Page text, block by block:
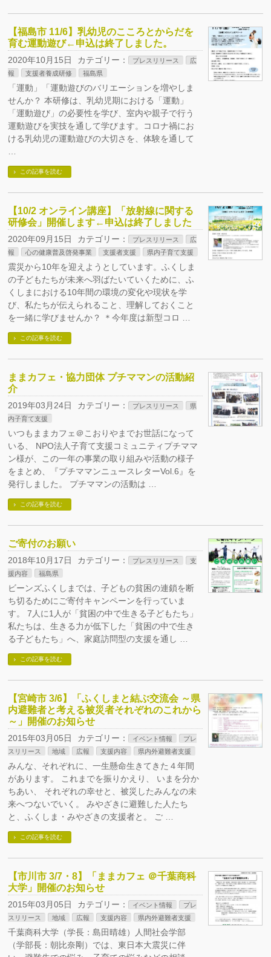
【福島市 11/6】乳幼児のこころとからだを
育む運動遊び←申込は終了しました。
2020年10月15日 カテゴリー： プレスリリース
広
報
支援者養成研修 福島県
「運動」「運動遊びのバリエーションを増やしま
せんか？ 本研修は、乳幼児期における「運動」
「運動遊び」の必要性を学び、室内や親子で行う
運動遊びを実技を通して学びます。コロナ禍にお
ける乳幼児の運動遊びの大切さを、体験を通して
この記事を読む
【10/2 オンライン講座】「放射線に関する
研修会」開催します←申込は終了しました
2020年09月15日 カテゴリー： プレスリリース
広
報
心の健康普及啓発事業 支援者支援 県内子育て支援
震災から10年を迎えようとしています。ふくしま
の子どもたちが未来へ羽ばたいていくために、ふ
くしまにおける10年間の環境の変化や現状を学
び、私たちが伝えられること、理解しておくこと
を一緒に学びませんか？ ＊今年度は新型コロ …
この記事を読む
ままカフェ・協力団体 プチママンの活動紹
介
2019年03月24日 カテゴリー： プレスリリース
県
内子育て支援
いつもままカフェ＠こおりやまでお世話になって
いる、 NPO法人子育て支援コミュニティプチママ
ン様が、この一年の事業の取り組みや活動の様子
をまとめ、『プチママンニュースレターVol.6』を
発行しました。 プチママンの活動は …
この記事を読む
ご寄付のお願い
2018年10月17日 カテゴリー： プレスリリース
支
援内容
福島県
ビーンズふくしまでは、子どもの貧困の連鎖を断
ち切るためにご寄付キャンペーンを行っていま
す。 7人に1人が「貧困の中で生きる子どもたち」
私たちは、生きる力が低下した「貧困の中で生き
る子どもたち」へ、家庭訪問型の支援を通し …
この記事を読む
【宮崎市 3/6】「ふくしまと結ぶ交流会 ～県
内避難者と考える被災者それぞれのこれから
～」開催のお知らせ
2015年03月05日 カテゴリー： イベント情報
プレ
スリリース
地域 広報 支援内容 県内外避難者支援
みんな、それぞれに、一生懸命生きてきた４年間
があります。 これまでを振りかえり、 いまを分か
ちあい、 それぞれの幸せと、被災したみんなの未
来へつないでいく。 みやざきに避難した人たち
と、ふくしま・みやざきの支援者と。 ご …
この記事を読む
【市川市 3/7・8】「ままカフェ ＠千葉商科
大学」開催のお知らせ
2015年03月05日 カテゴリー： イベント情報
プレ
スリリース
地域 広報 支援内容 県内外避難者支援
千葉商科大学（学長：島田晴雄）人間社会学部
（学部長：朝比奈剛）では、東日本大震災に伴